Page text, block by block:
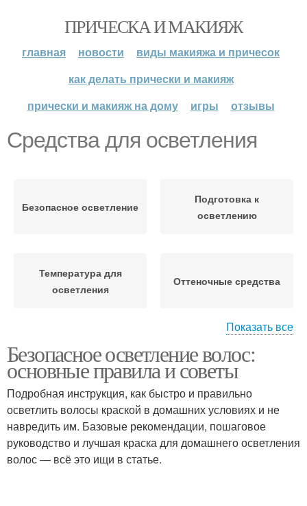
ПРИЧЕСКА И МАКИЯЖ
главная новости
виды макияжа и причесок
как делать прически и макияж
прически и макияж на дому
игры отзывы
Средства для осветления
Безопасное осветление
Подготовка к
осветлению
Температура для
осветления
Оттеночные средства
Средства для ухода
осветлении
Средства для
восстановления
Показать все
Безопасное осветление волос:
основные правила и советы
Подробная инструкция, как быстро и правильно
осветлить волосы краской в домашних условиях и не
навредить им. Базовые рекомендации, пошаговое
руководство и лучшая краска для домашнего осветления
волос — всё это ищи в статье.